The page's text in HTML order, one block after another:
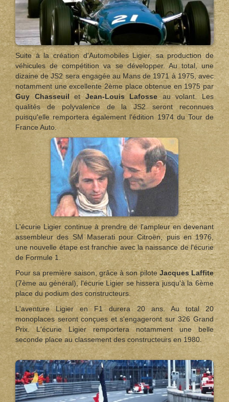
Suite à la création d'Automobiles Ligier, sa production de
véhicules de compétition va se développer. Au total, une
dizaine de JS2 sera engagée au Mans de 1971 à 1975, avec
notamment une excellente 2ème place obtenue en 1975 par
Guy Chasseuil etJean-Louis Lafosseau volant. Les
qualités de polyvalence de la JS2 seront reconnues
puisqu'elle remportera également l'édition 1974 du Tour de
France Auto.
L'écurie Ligier continue à prendre de l'ampleur en devenant
assembleur des SM Maserati pour Citroën, puis en 1976,
une nouvelle étape est franchie avec la naissance de l'écurie
de Formule 1.
Pour sa première saison, grâce à son piloteJacques Laffite
(7ème au général), l'écurie Ligier se hissera jusqu'à la 6ème
place du podium des constructeurs.
L'aventure Ligier en F1 durera 20 ans. Au total 20
monoplaces seront conçues et s'engageront sur 326 Grand
Prix. L'écurie Ligier remportera notamment une belle
seconde place au classement des constructeurs en 1980.